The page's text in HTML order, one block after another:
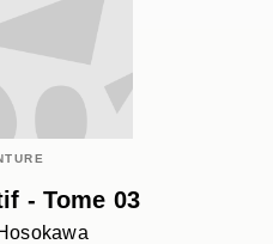
- Tome 03